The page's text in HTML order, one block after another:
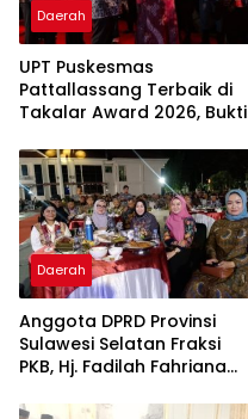
Daerah
UPT Puskesmas
Pattallassang Terbaik di
Takalar Award 2026, Bukti
Pelayanan Kesehatan
Berkualitas
Daerah
Anggota DPRD Provinsi
Sulawesi Selatan Fraksi
PKB, Hj. Fadilah Fahriana
Takalar Menyalakan